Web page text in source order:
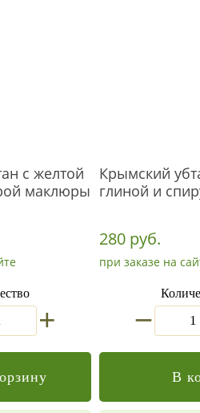
с желтой
маклюры
+
Крымский
глиной и
280 руб.
при заказе на
В